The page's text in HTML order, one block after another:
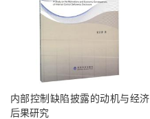
内部控制缺陷披露的动机与经济
后果研究